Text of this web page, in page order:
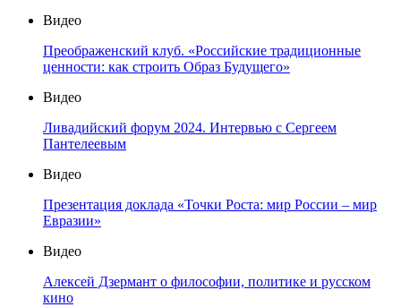
Видео
Преображенский клуб. «Российские традиционные
ценности: как строить Образ Будущего»
Видео
Ливадийский форум 2024. Интервью с Сергеем
Пантелеевым
Видео
Презентация доклада «Точки Роста: мир России – мир
Евразии»
Видео
Алексей Дзермант о философии, политике и русском
кино